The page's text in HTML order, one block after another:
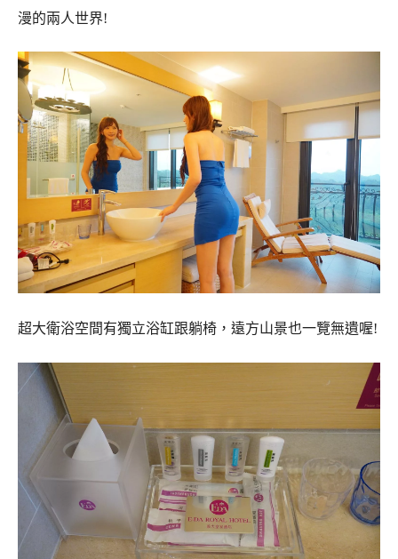
漫的兩人世界!
超大衛浴空間有獨立浴缸跟躺椅，遠方山景也一覽無遺喔!